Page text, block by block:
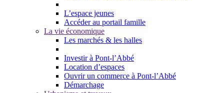
L’espace jeunes
Accéder au portail famille
La vie économique
Les marchés & les halles
Investir à Pont-l’Abbé
Location d’espaces
Ouvrir un commerce à Pont-l’Abbé
Démarchage